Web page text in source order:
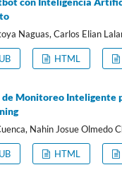
Naguas, Carlos Elian
HTML
Monitoreo Inteligente
Nahin Josue Olmedo
HTML